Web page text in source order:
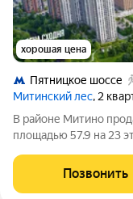
хорошая цена
Пятницкое шоссе
Митинский лес, 2
В районе Митино
площадью 57.9 на 23
расположение 20
«Пятницкое шоссе». 8
Позвонить